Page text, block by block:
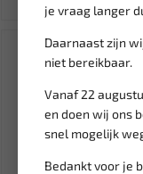
je vraag langer
Daarnaast zijn
niet bereikbaar.
Vanaf 22
en doen wij ons
snel mogelijk
Bedankt voor je